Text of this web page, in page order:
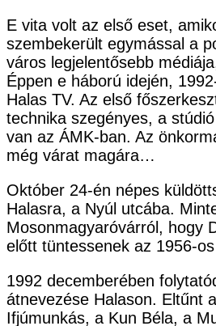
E vita volt az első eset,
szembekerült egymással a
város legjelentősebb
Éppen e háború idején,
Halas TV. Az első
technika szegényes, a
van az ÁMK-ban. Az
még várat magára…
Október 24-én népes
Halasra, a Nyúl utcába.
Mosonmagyaróvárról, hogy
előtt tüntessenek az 1956-
1992 decemberében
átnevezése Halason. Eltűnt
Ifjúmunkás, a Kun Béla, a